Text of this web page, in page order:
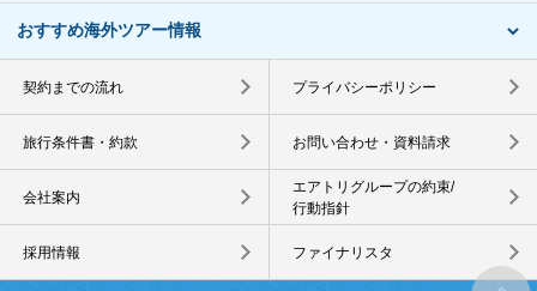
おすすめ海外ツアー情報
契約までの流れ プライバシーポリシー
旅行条件書・約款 お問い合わせ・資料請求
会社案内
エアトリグループの約束/
行動指針
採用情報 ファイナリスタ